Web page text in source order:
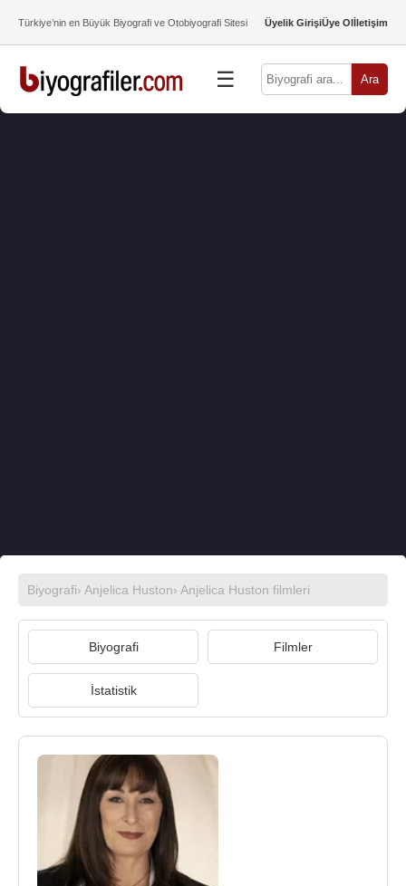
Türkiye’nin en Büyük Biyografi ve Otobiyografi Sitesi Üyelik GirişiÜye Olİletişim
☰ Ara
Biyografi› Anjelica Huston› Anjelica Huston filmleri
Biyografi Filmler
İstatistik